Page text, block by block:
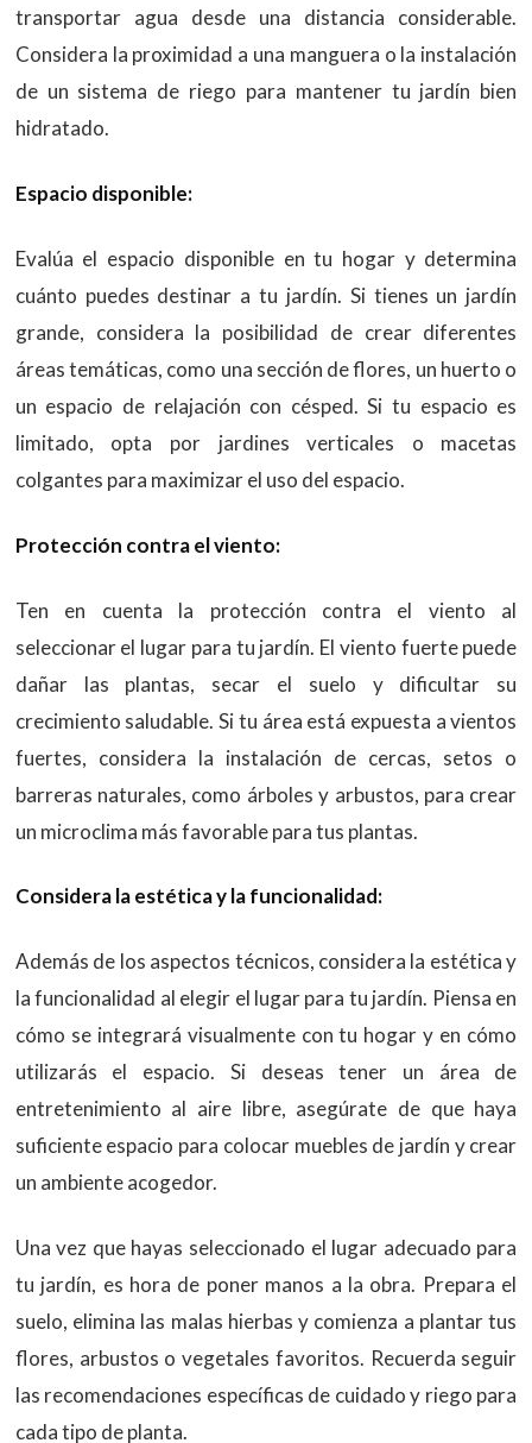
transportar agua desde una distancia considerable.
Considera la proximidad a una manguera o la instalación
de un sistema de riego para mantener tu jardín bien
hidratado.
Espacio disponible:
Evalúa el espacio disponible en tu hogar y determina
cuánto puedes destinar a tu jardín. Si tienes un jardín
grande, considera la posibilidad de crear diferentes
áreas temáticas, como una sección de flores, un huerto o
un espacio de relajación con césped. Si tu espacio es
limitado, opta por jardines verticales o macetas
colgantes para maximizar el uso del espacio.
Protección contra el viento:
Ten en cuenta la protección contra el viento al
seleccionar el lugar para tu jardín. El viento fuerte puede
dañar las plantas, secar el suelo y dificultar su
crecimiento saludable. Si tu área está expuesta a vientos
fuertes, considera la instalación de cercas, setos o
barreras naturales, como árboles y arbustos, para crear
un microclima más favorable para tus plantas.
Considera la estética y la funcionalidad:
Además de los aspectos técnicos, considera la estética y
la funcionalidad al elegir el lugar para tu jardín. Piensa en
cómo se integrará visualmente con tu hogar y en cómo
utilizarás el espacio. Si deseas tener un área de
entretenimiento al aire libre, asegúrate de que haya
suficiente espacio para colocar muebles de jardín y crear
un ambiente acogedor.
Una vez que hayas seleccionado el lugar adecuado para
tu jardín, es hora de poner manos a la obra. Prepara el
suelo, elimina las malas hierbas y comienza a plantar tus
flores, arbustos o vegetales favoritos. Recuerda seguir
las recomendaciones específicas de cuidado y riego para
cada tipo de planta.